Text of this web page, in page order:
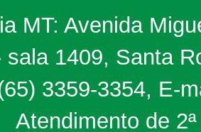
MT: Avenida
sala 1409, Santa
3359-3354, E-
Atendimento de